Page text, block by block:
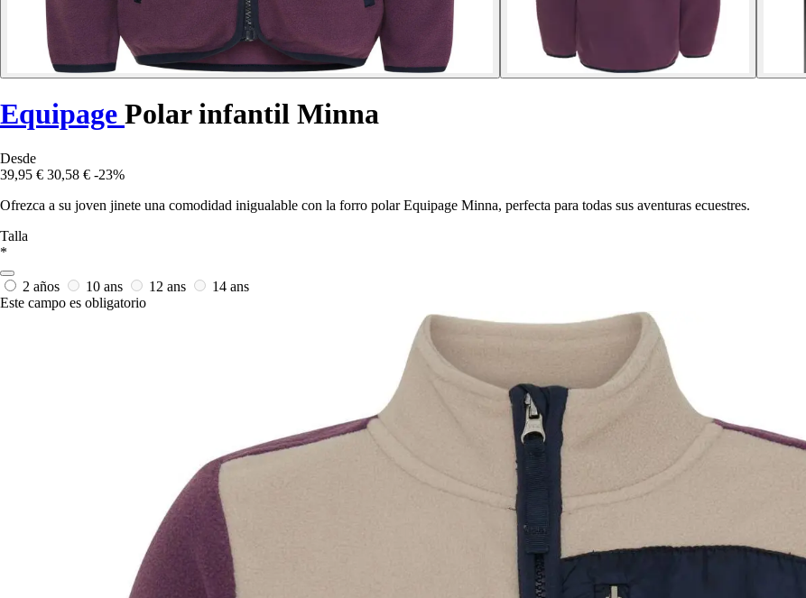
Equipage Polar infantil Minna
Desde
39,95 € 30,58 € -23%
Ofrezca a su joven jinete una comodidad inigualable con la forro polar Equipage Minna, perfecta para todas sus aventuras ecuestres.
Talla
*
2 años 10 ans 12 ans
14 ans
Este campo es obligatorio